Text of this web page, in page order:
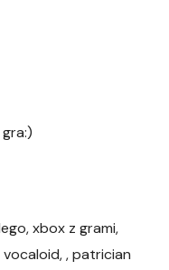
xbox z grami,
, patrician